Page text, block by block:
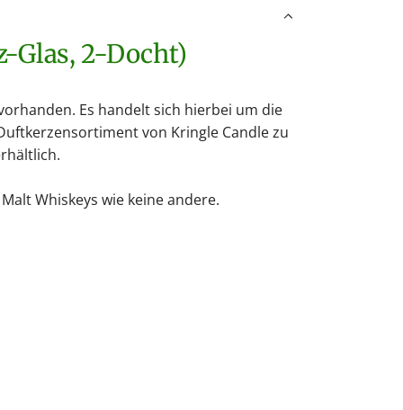
Glas, 2-Docht)
Es handelt sich hierbei um die
von Kringle Candle zu
Whiskeys wie keine andere.